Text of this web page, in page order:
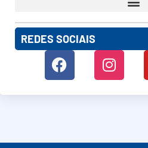
REDES SOCIAIS